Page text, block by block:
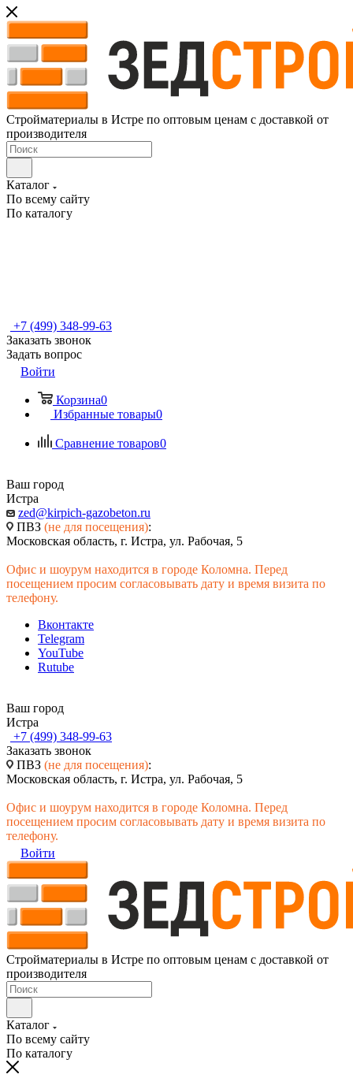
Стройматериалы в Истре по оптовым ценам с доставкой от
производителя
Каталог
По всему сайту
По каталогу
+7 (499) 348-99-63
Заказать звонок
Задать вопрос
Войти
Корзина0
Избранные товары0
Сравнение товаров0
Ваш город
Истра
zed@kirpich-gazobeton.ru
ПВЗ (не для посещения):
Московская область, г. Истра, ул. Рабочая, 5
Офис и шоурум находится в городе Коломна. Перед
посещением просим согласовывать дату и время визита по
телефону.
Вконтакте
Telegram
YouTube
Rutube
Ваш город
Истра
+7 (499) 348-99-63
Заказать звонок
ПВЗ (не для посещения):
Московская область, г. Истра, ул. Рабочая, 5
Офис и шоурум находится в городе Коломна. Перед
посещением просим согласовывать дату и время визита по
телефону.
Войти
Стройматериалы в Истре по оптовым ценам с доставкой от
производителя
Каталог
По всему сайту
По каталогу